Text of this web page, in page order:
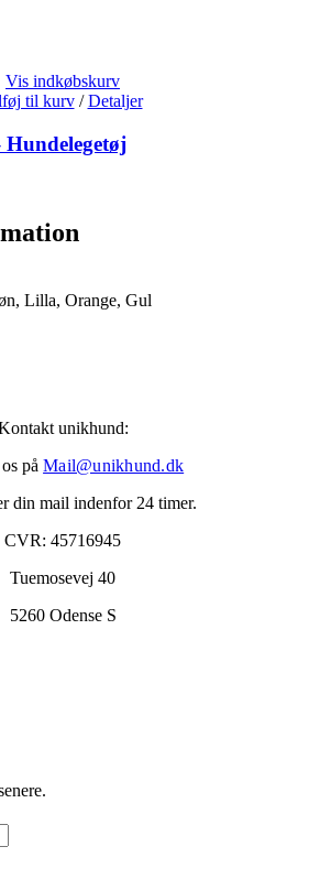
Vis indkøbskurv
til kurv / Detaljer
Lilla, Orange, Gul
unikhund:
på Mail@unikhund.dk
din mail indenfor 24 timer.
CVR: 45716945
Tuemosevej 40
5260 Odense S